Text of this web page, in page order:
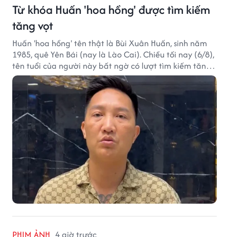
Từ khóa Huấn 'hoa hồng' được tìm kiếm
tăng vọt
Huấn 'hoa hồng' tên thật là Bùi Xuân Huấn, sinh năm
1985, quê Yên Bái (nay là Lào Cai). Chiều tối nay (6/8),
tên tuổi của người này bất ngờ có lượt tìm kiếm tăng
vọt.
PHIM ẢNH 4 giờ trước